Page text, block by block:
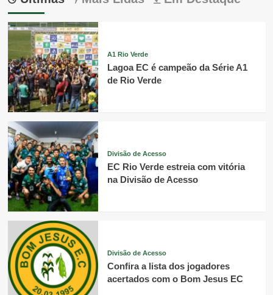
A1 Rio Verde
Lagoa EC é campeão da Série A1
de Rio Verde
Divisão de Acesso
EC Rio Verde estreia com vitória
na Divisão de Acesso
Divisão de Acesso
Confira a lista dos jogadores
acertados com o Bom Jesus EC